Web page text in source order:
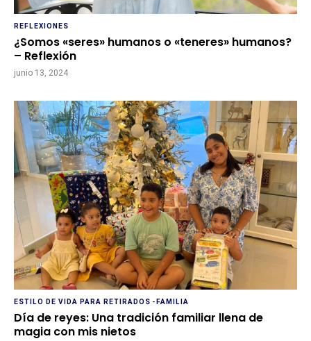
REFLEXIONES
¿Somos «seres» humanos o «teneres» humanos?
– Reflexión
junio 13, 2024
ESTILO DE VIDA PARA RETIRADOS -FAMILIA
Día de reyes: Una tradición familiar llena de
magia con mis nietos